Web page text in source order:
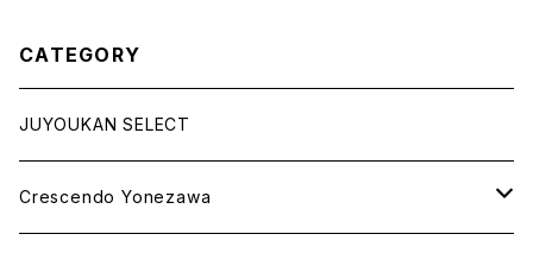
CATEGORY
JUYOUKAN SELECT
Crescendo Yonezawa